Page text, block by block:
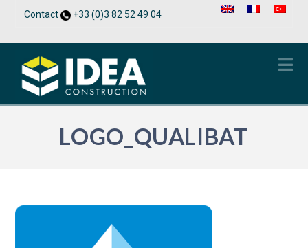
Contact +33 (0)3 82 52 49 04
LOGO_QUALIBAT